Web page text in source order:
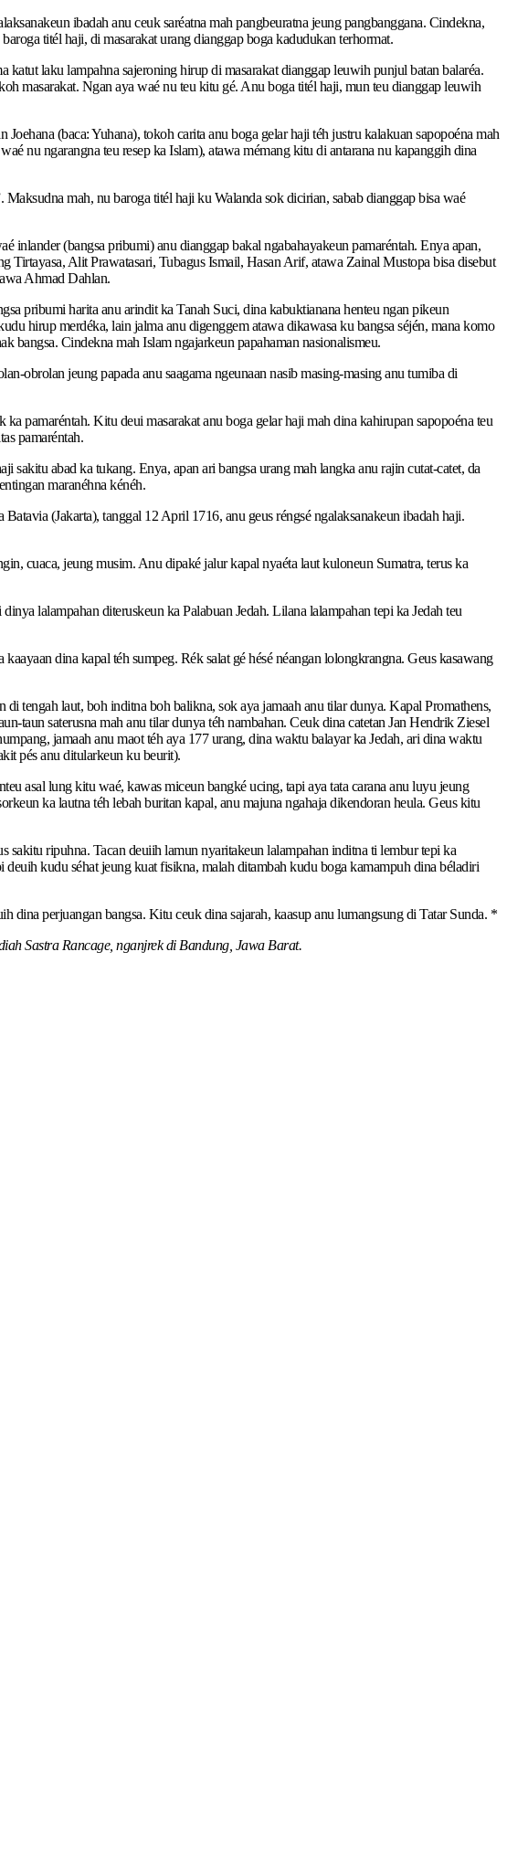
ibadah anu ceuk saréatna mah pangbeuratna jeung pangbanggana. Cindekna,
titél haji, di masarakat urang dianggap boga kadudukan terhormat.
katut laku lampahna sajeroning hirup di masarakat dianggap leuwih punjul batan balaréa.
masarakat. Ngan aya waé nu teu kitu gé. Anu boga titél haji, mun teu dianggap leuwih
(baca: Yuhana), tokoh carita anu boga gelar haji téh justru kalakuan sapopoéna mah
nu ngarangna teu resep ka Islam), atawa mémang kitu di antarana nu kapanggih dina
mah, nu baroga titél haji ku Walanda sok dicirian, sabab dianggap bisa waé
inlander (bangsa pribumi) anu dianggap bakal ngabahayakeun pamaréntah. Enya apan,
Alit Prawatasari, Tubagus Ismail, Hasan Arif, atawa Zainal Mustopa bisa disebut
Ahmad Dahlan.
pribumi harita anu arindit ka Tanah Suci, dina kabuktianana henteu ngan pikeun
hirup merdéka, lain jalma anu digenggem atawa dikawasa ku bangsa séjén, mana komo
bangsa. Cindekna mah Islam ngajarkeun papahaman nasionalismeu.
obrolan jeung papada anu saagama ngeunaan nasib masing-masing anu tumiba di
pamaréntah. Kitu deui masarakat anu boga gelar haji mah dina kahirupan sapopoéna teu
pamaréntah.
sakitu abad ka tukang. Enya, apan ari bangsa urang mah langka anu rajin cutat-catet, da
maranéhna kénéh.
(Jakarta), tanggal 12 April 1716, anu geus réngsé ngalaksanakeun ibadah haji.
cuaca, jeung musim. Anu dipaké jalur kapal nyaéta laut kuloneun Sumatra, terus ka
lalampahan diteruskeun ka Palabuan Jedah. Lilana lalampahan tepi ka Jedah teu
dina kapal téh sumpeg. Rék salat gé hésé néangan lolongkrangna. Geus kasawang
tengah laut, boh inditna boh balikna, sok aya jamaah anu tilar dunya. Kapal Promathens,
taun saterusna mah anu tilar dunya téh nambahan. Ceuk dina catetan Jan Hendrik Ziesel
jamaah anu maot téh aya 177 urang, dina waktu balayar ka Jedah, ari dina waktu
pés anu ditularkeun ku beurit).
asal lung kitu waé, kawas miceun bangké ucing, tapi aya tata carana anu luyu jeung
ka lautna téh lebah buritan kapal, anu majuna ngahaja dikendoran heula. Geus kitu
sakitu ripuhna. Tacan deuiih lamun nyaritakeun lalampahan inditna ti lembur tepi ka
kudu séhat jeung kuat fisikna, malah ditambah kudu boga kamampuh dina béladiri
dina perjuangan bangsa. Kitu ceuk dina sajarah, kaasup anu lumangsung di Tatar Sunda. *
Sastra Rancage, nganjrek di Bandung, Jawa Barat.